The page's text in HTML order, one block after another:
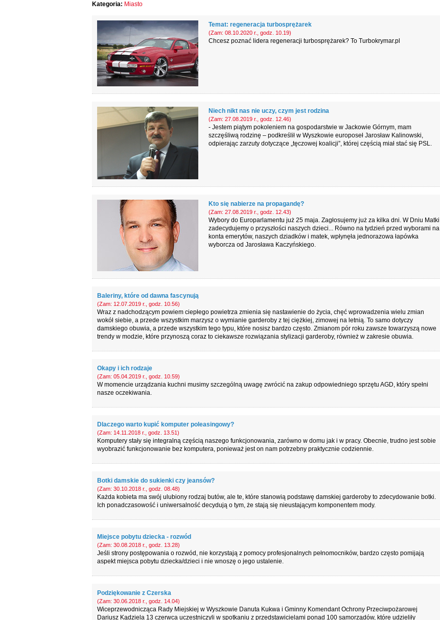
Kategoria: Miasto
Temat: regeneracja turbosprężarek
(Zam: 08.10.2020 r., godz. 10.19)
Chcesz poznać lidera regeneracji turbosprężarek? To Turbokrymar.pl
Niech nikt nas nie uczy, czym jest rodzina
(Zam: 27.08.2019 r., godz. 12.46)
- Jestem piątym pokoleniem na gospodarstwie w Jackowie Górnym, mam
szczęśliwą rodzinę – podkreślił w Wyszkowie europoseł Jarosław Kalinowski,
odpierając zarzuty dotyczące „tęczowej koalicji”, której częścią miał stać się PSL.
Kto się nabierze na propagandę?
(Zam: 27.08.2019 r., godz. 12.43)
Wybory do Europarlamentu już 25 maja. Zagłosujemy już za kilka dni. W Dniu Matki
zadecydujemy o przyszłości naszych dzieci... Równo na tydzień przed wyborami na
konta emerytów, naszych dziadków i matek, wpłynęła jednorazowa łapówka
wyborcza od Jarosława Kaczyńskiego.
Baleriny, które od dawna fascynują
(Zam: 12.07.2019 r., godz. 10.56)
Wraz z nadchodzącym powiem ciepłego powietrza zmienia się nastawienie do życia, chęć wprowadzenia wielu zmian
wokół siebie, a przede wszystkim marzysz o wymianie garderoby z tej ciężkiej, zimowej na letnią. To samo dotyczy
damskiego obuwia, a przede wszystkim tego typu, które nosisz bardzo często. Zmianom pór roku zawsze towarzyszą nowe
trendy w modzie, które przynoszą coraz to ciekawsze rozwiązania stylizacji garderoby, również w zakresie obuwia.
Okapy i ich rodzaje
(Zam: 05.04.2019 r., godz. 10.59)
W momencie urządzania kuchni musimy szczególną uwagę zwrócić na zakup odpowiedniego sprzętu AGD, który spełni
nasze oczekiwania.
Dlaczego warto kupić komputer poleasingowy?
(Zam: 14.11.2018 r., godz. 13.51)
Komputery stały się integralną częścią naszego funkcjonowania, zarówno w domu jak i w pracy. Obecnie, trudno jest sobie
wyobrazić funkcjonowanie bez komputera, ponieważ jest on nam potrzebny praktycznie codziennie.
Botki damskie do sukienki czy jeansów?
(Zam: 30.10.2018 r., godz. 08.48)
Każda kobieta ma swój ulubiony rodzaj butów, ale te, które stanowią podstawę damskiej garderoby to zdecydowanie botki.
Ich ponadczasowość i uniwersalność decydują o tym, że stają się nieustającym komponentem mody.
Miejsce pobytu dziecka - rozwód
(Zam: 30.08.2018 r., godz. 13.28)
Jeśli strony postępowania o rozwód, nie korzystają z pomocy profesjonalnych pełnomocników, bardzo często pomijają
aspekt miejsca pobytu dziecka/dzieci i nie wnoszę o jego ustalenie.
Podziękowanie z Czerska
(Zam: 30.06.2018 r., godz. 14.04)
Wiceprzewodnicząca Rady Miejskiej w Wyszkowie Danuta Kukwa i Gminny Komendant Ochrony Przeciwpożarowej
Dariusz Kądziela 13 czerwca uczestniczyli w spotkaniu z przedstawicielami ponad 100 samorządów, które udzieliły